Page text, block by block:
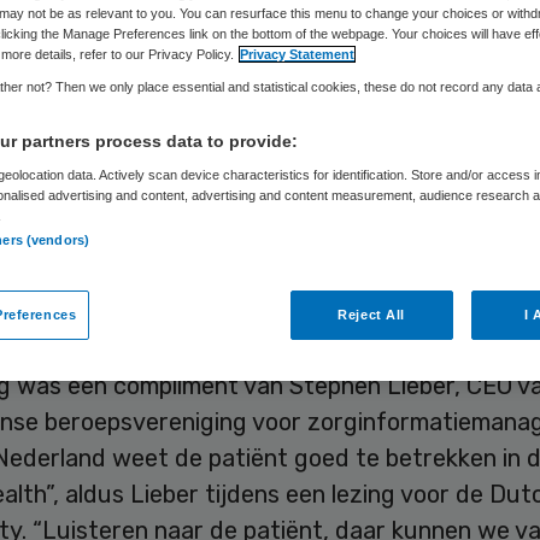
stem van de Nederlandse patiënt stem duidelijk
e-health gaat of is er een” guerrillabeweging”
meer grip geeft op de ontwikkeling van digitale
diende zich spontaan aan bij een bijeenkomst
de HIMSS 2017 in Orlando.
was een compliment van Stephen Lieber, CEO
beroepsvereniging voor
weet de patiënt goed te betrekken in
aldus Lieber tijdens een lezing voor de
“Luisteren naar de patiënt, daar kunnen we
not be as relevant to you. You can resurface this menu to change your choices or
the Manage Preferences link on the bottom of the webpage. Your choices will have
details, refer to our Privacy Policy. Privacy Statement
not? Then we only place essential and statistical cookies, these do not record any data
partners process data to provide:
data. Actively scan device characteristics for identification. Store and/or access
advertising and content, advertising and content measurement, audience research
(vendors)
Reject All I